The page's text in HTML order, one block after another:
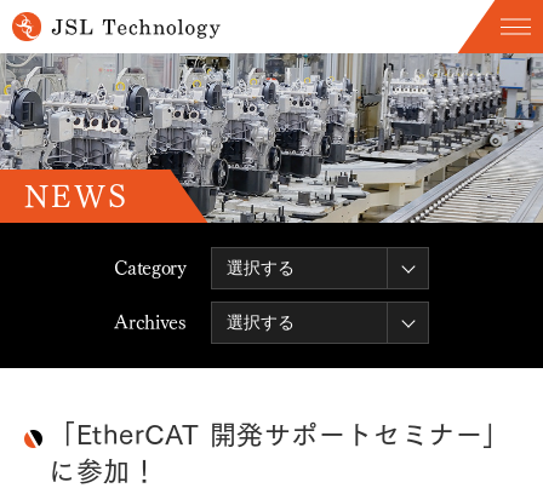
NEWS
Category
Archives
「EtherCAT 開発サポートセミナー」
に参加！